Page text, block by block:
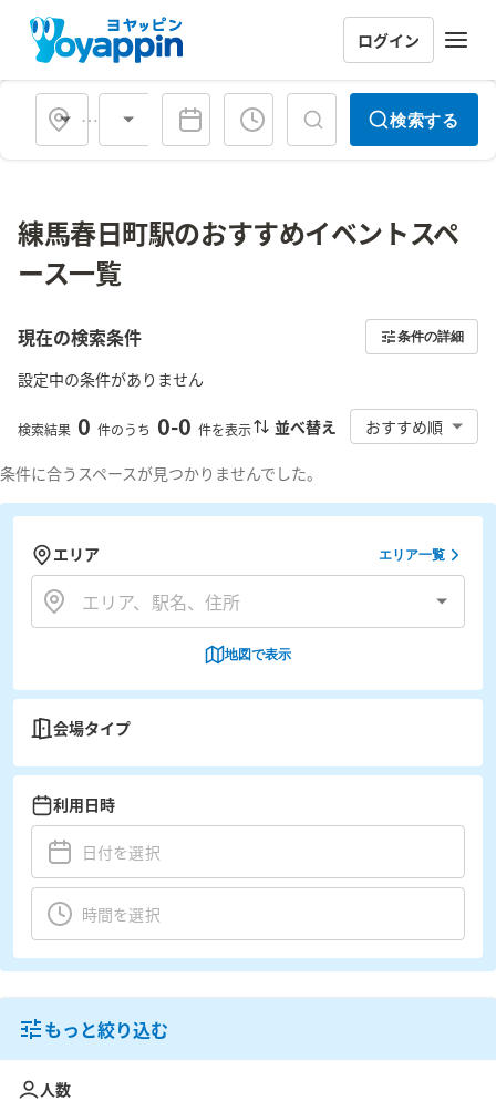
ログイン
会場タイプ 検索する
練馬春日町駅のおすすめイベントスペ
ース一覧
現在の検索条件 条件の詳細
設定中の条件がありません
検索結果 0 件のうち 0-0 件を表示 並べ替え おすすめ順
条件に合うスペースが見つかりませんでした。
エリア エリア一覧
地図で表示
会場タイプ
利用日時
もっと絞り込む
人数